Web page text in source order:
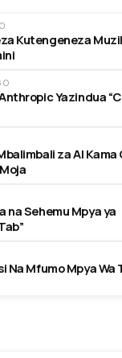
Kutengeneza
Yazindua
za AI
na Sehemu Mpya ya
Na Mfumo Mpya Wa